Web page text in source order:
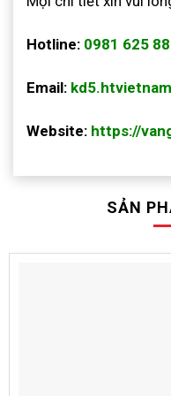
Hotline: 0981 625
Email:
Website: https://
SẢN